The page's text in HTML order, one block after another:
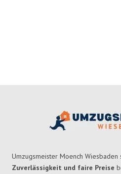
Umzugsmeister Moench Wiesbaden
Zuverlässigkeit und faire Preise